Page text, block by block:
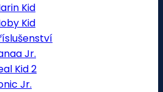
Kid
Kid
Jr.
Kid 2
Jr.